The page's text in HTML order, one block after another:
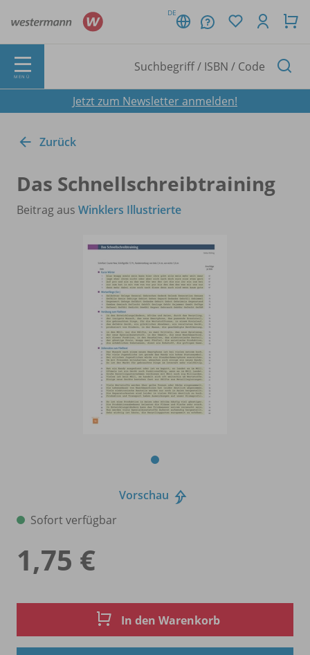
DE
MENÜ
Jetzt zum Newsletter anmelden!
Zurück
Das Schnellschreibtraining
Beitrag aus Winklers Illustrierte
Vorschau
Sofort verfügbar
1,75 €
In den Warenkorb